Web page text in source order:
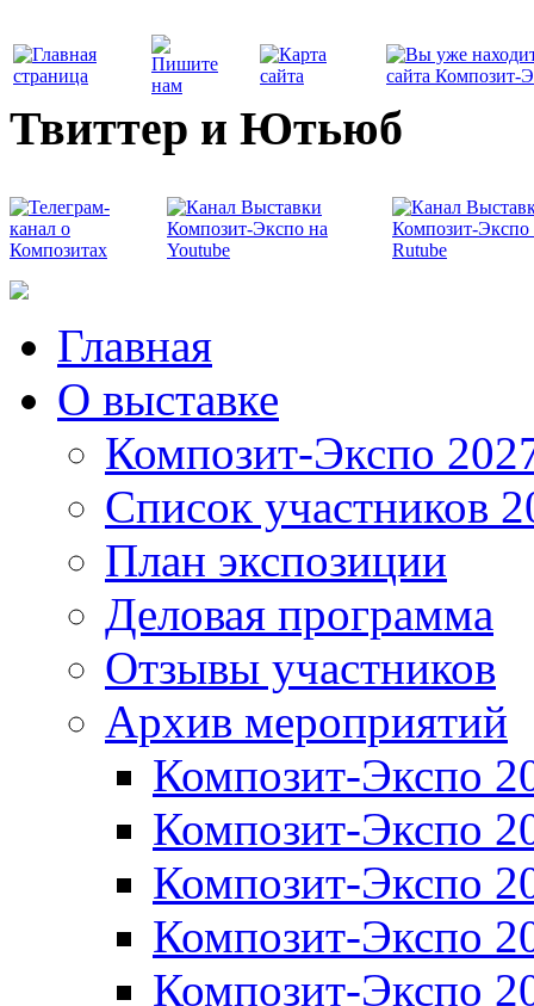
Твиттер и Ютьюб
Главная
О выставке
Композит-Экспо
Список участников
План экспозиции
Деловая программа
Отзывы участников
Архив мероприятий
Композит-Экспо
Композит-Экспо
Композит-Экспо
Композит-Экспо
Композит-Экспо